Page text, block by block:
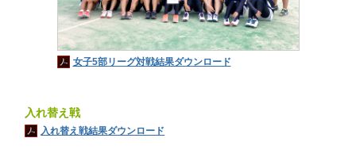
女子5部リーグ対戦結果ダウンロード
入れ替え戦
入れ替え戦結果ダウンロード